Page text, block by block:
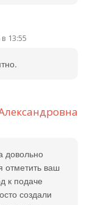
13:55
довольно
отметить ваш
к подаче
создали